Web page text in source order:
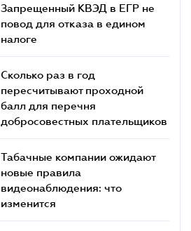
Запрещенный КВЭД в ЕГР не
повод для отказа в едином
налоге
Сколько раз в год
пересчитывают проходной
балл для перечня
добросовестных плательщиков
Табачные компании ожидают
новые правила
видеонаблюдения: что
изменится